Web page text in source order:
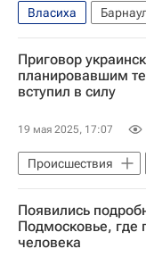
Власиха
Приговор
планировавшим
вступил в силу
19 мая 2025, 17:07
Происшествия
Терроризм
Появились
Подмосковье, где
человека